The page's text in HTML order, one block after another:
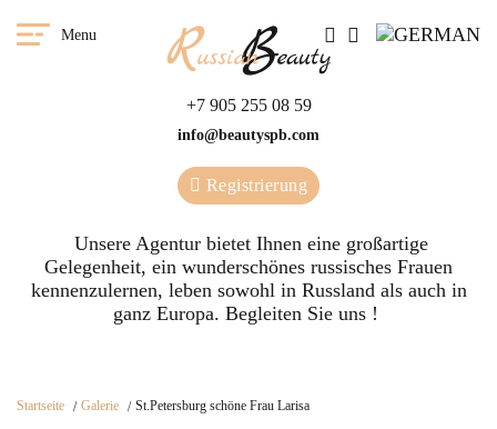
Menu
+7 905 255 08 59
info@beautyspb.com
Registrierung
Unsere Agentur bietet Ihnen eine großartige
Gelegenheit, ein wunderschönes russisches Frauen
kennenzulernen, leben sowohl in Russland als auch in
ganz Europa. Begleiten Sie uns !
Startseite Galerie St.Petersburg schöne Frau Larisa